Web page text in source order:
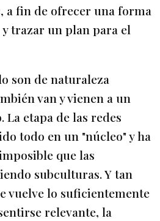
a fin de ofrecer una forma
trazar un plan para el
son de naturaleza
van y vienen a un
etapa de las redes
todo en un "núcleo" y ha
que las
subculturas. Y tan
vuelve lo suficientemente
relevante, la